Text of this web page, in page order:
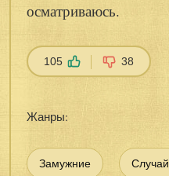
осматриваюсь.
105 38
Жанры:
Замужние